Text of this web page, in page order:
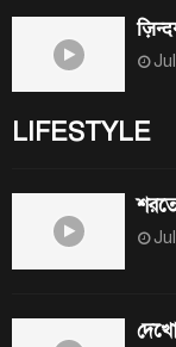
LIFESTYLE